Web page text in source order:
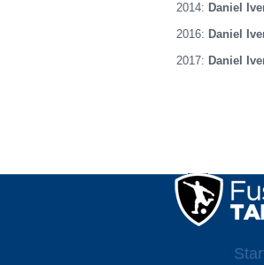
2014: Daniel
2016: Daniel
2017: Daniel